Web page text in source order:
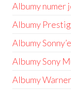
Albumy numer
Albumy
Albumy
Albumy Sony
Albumy